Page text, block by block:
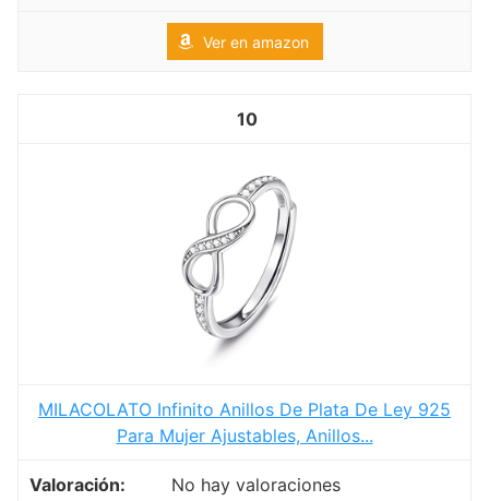
Ver en amazon
10
MILACOLATO Infinito Anillos De Plata De Ley 925
Para Mujer Ajustables, Anillos...
No hay valoraciones